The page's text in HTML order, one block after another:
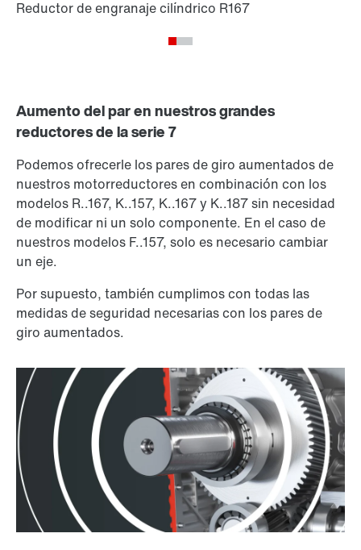
Aumento del par en nuestros grandes
reductores de la serie 7
Podemos ofrecerle los pares de giro aumentados de
nuestros motorreductores en combinación con los
modelos R..167, K..157, K..167 y K..187 sin necesidad
de modificar ni un solo componente. En el caso de
nuestros modelos F..157, solo es necesario cambiar
un eje.
Por supuesto, también cumplimos con todas las
medidas de seguridad necesarias con los pares de
giro aumentados.